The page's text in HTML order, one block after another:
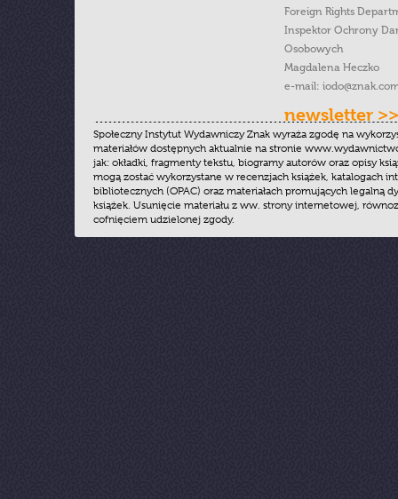
Foreign Rights
Inspektor Ochrony
Osobowych
Magdalena Heczko
e-mail:
newsletter >>
Społeczny Instytut Wydawniczy Znak wyraża zgodę na
materiałów dostępnych aktualnie na stronie
jak: okładki, fragmenty tekstu, biogramy autorów oraz opisy
mogą zostać wykorzystane w recenzjach książek, katalogach
bibliotecznych (OPAC) oraz materiałach promujących legalną
książek. Usunięcie materiału z ww. strony internetowej,
cofnięciem udzielonej zgody.